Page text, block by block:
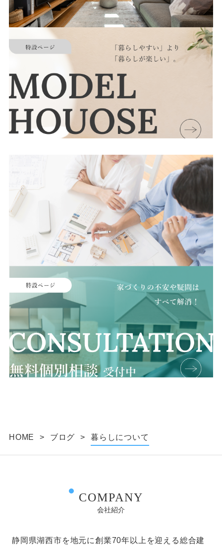
HOME > ブログ > 暮らしについて
COMPANY
会社紹介
静岡県湖西市を地元に創業70年以上を迎える総合建